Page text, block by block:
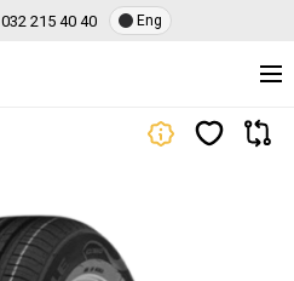
032 215 40 40 Eng